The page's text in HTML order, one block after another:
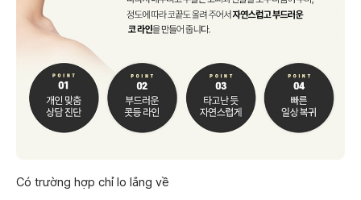
Có trường hợp chỉ lo lắng về